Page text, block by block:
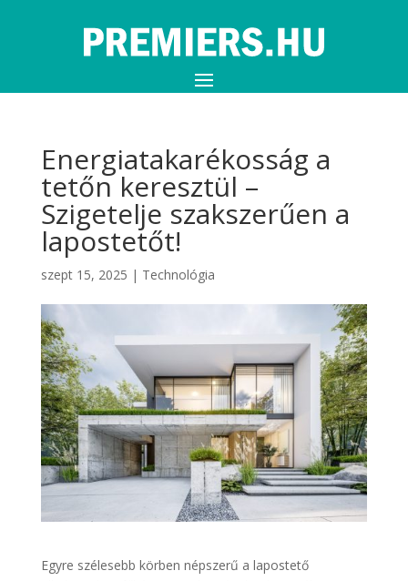
Energiatakarékosság a
tetőn keresztül –
Szigetelje szakszerűen a
lapostetőt!
szept 15, 2025 | Technológia
Egyre szélesebb körben népszerű a lapostető